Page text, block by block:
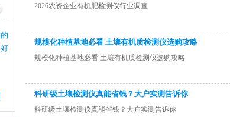
2026农资企业有机肥检测仪行业调查
规模化种植基地必看 土壤有机质检测仪选购攻略
规模化种植基地必看 土壤有机质检测仪选购攻略
科研级土壤检测仪真能省钱？大户实测告诉你
科研级土壤检测仪真能省钱？大户实测告诉你